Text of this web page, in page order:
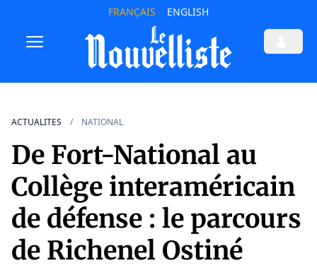
FRANÇAIS ENGLISH
ACTUALITES NATIONAL
De Fort-National au
Collège interaméricain
de défense : le parcours
de Richenel Ostiné